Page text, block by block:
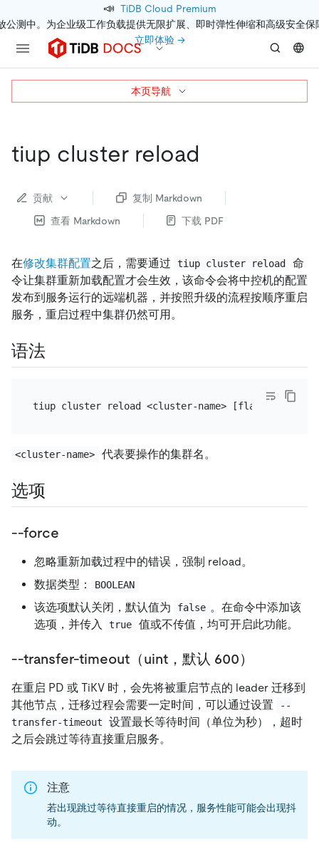
📣 TiDB Cloud Premium
公测中。为企业级工作负载提供无限扩展、即时弹性伸缩和高级安全保
立即体验 →
tiup cluster reload
贡献
复制 Markdown
查看 Markdown
下载 PDF
在修改集群配置之后，需要通过 tiup cluster reload
命
令让集群重新加载配置才会生效，该命令会将中控机的配置
发布到服务运行的远端机器，并按照升级的流程按顺序重启
服务，重启过程中集群仍然可用。
语法
<cluster-name> 代表要操作的集群名。
选项
--force
忽略重新加载过程中的错误，强制 reload。
数据类型：
BOOLEAN
该选项默认关闭，默认值为 false 。在命令中添加该
选项，并传入
true 值或不传值，均可开启此功能。
--transfer-timeout（uint，默认 600）
在重启 PD 或 TiKV 时，会先将被重启节点的 leader 迁移到
其他节点，迁移过程会需要一定时间，可以通过设置
--
transfer-timeout
设置最长等待时间（单位为秒），超时
之后会跳过等待直接重启服务。
注意
若出现跳过等待直接重启的情况，服务性能可能会出现抖
动。
本页导航